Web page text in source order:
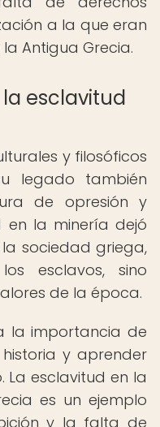
a la que eran
Antigua Grecia.
esclavitud
y filosóficos
legado también
de opresión y
en la minería dejó
sociedad griega,
esclavos, sino
de la época.
la importancia de
y aprender
La esclavitud en la
es un ejemplo
y la falta de